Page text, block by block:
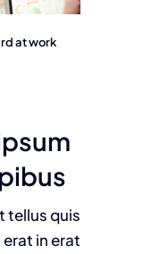
at work
tellus quis
in erat